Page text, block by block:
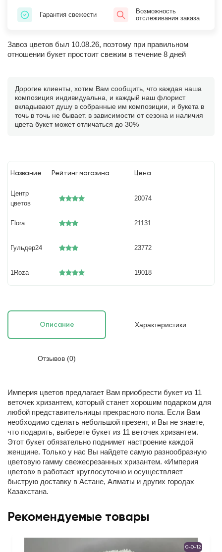
Гарантия свежести
Возможность
отслеживания заказа
Завоз цветов был 10.08.26, поэтому при правильном
отношении букет простоит свежим в течение 8 дней
Дорогие клиенты, хотим Вам сообщить, что каждая наша
композиция индивидуальна, и каждый наш флорист
вкладывают душу в собранные им композиции, и букета в
точь в точь не бывает. в зависимости от сезона и наличия
цвета букет может отличаться до 30%
Название Рейтинг магазина Цена
Центр
цветов
20074
Flora 21131
Гульдер24 23772
1Roza 19018
Описание Характеристики
Отзывов (0)
Империя цветов предлагает Вам приобрести букет из 11
веточек хризантем, который станет хорошим подарком для
любой представительницы прекрасного пола. Если Вам
необходимо сделать небольшой презент, и Вы не знаете,
что подарить, выберете букет из 11 веточек хризантем.
Этот букет обязательно поднимет настроение каждой
женщине. Только у нас Вы найдете самую разнообразную
цветовую гамму свежесрезанных хризантем. «Империя
цветов» в работает круглосуточно и осуществляет
быструю доставку в Астане, Алматы и других городах
Казахстана.
Рекомендуемые товары
0-0-12